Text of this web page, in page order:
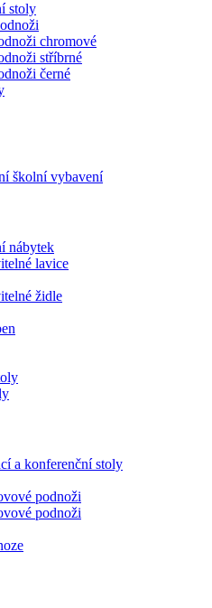
stoly
chromové
stříbrné
černé
školní vybavení
nábytek
lavice
židle
a konferenční stoly
podnoži
podnoži